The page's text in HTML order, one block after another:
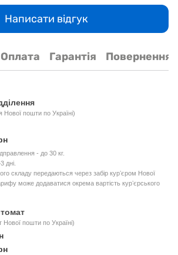
Написати відгук
Оплата Гарантія Повернення
Нової пошти по Україні)
- до 30 кг.
дні.
складу передаються через забір курʼєром Нової
може додаватися окрема вартість курʼєрського
пошти по Україні)